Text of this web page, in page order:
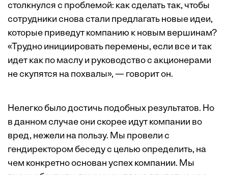
столкнулся с проблемой: как сделать так, чтобы
сотрудники снова стали предлагать новые идеи,
которые приведут компанию к новым вершинам?
«Трудно инициировать перемены, если все и так
идет как по маслу и руководство с акционерами
не скупятся на похвалы», — говорит он.
Нелегко было достичь подобных результатов. Но
в данном случае они скорее идут компании во
вред, нежели на пользу. Мы провели с
гендиректором беседу с целью определить, на
чем конкретно основан успех компании. Мы